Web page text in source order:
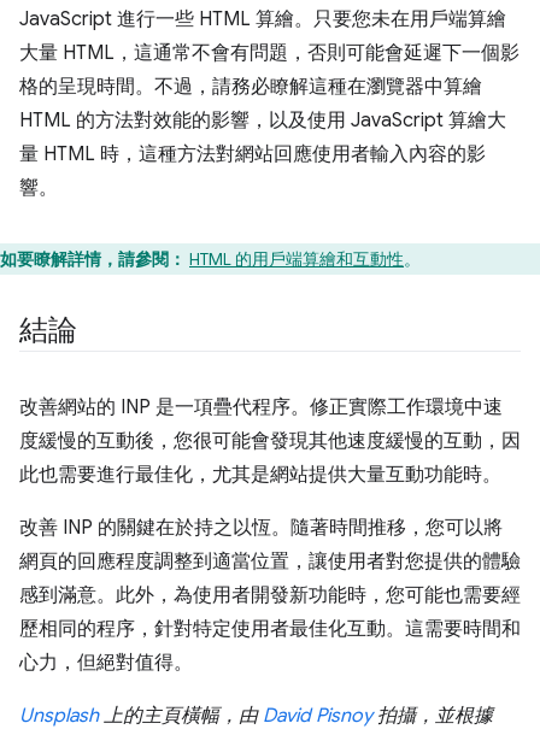
JavaScript 進行一些 HTML 算繪。只要您未在用戶端算繪
大量 HTML，這通常不會有問題，否則可能會延遲下一個影
格的呈現時間。不過，請務必瞭解這種在瀏覽器中算繪
HTML 的方法對效能的影響，以及使用 JavaScript 算繪大
量 HTML 時，這種方法對網站回應使用者輸入內容的影
響。
如要瞭解詳情，請參閱： HTML 的用戶端算繪和互動性。
結論
改善網站的 INP 是一項疊代程序。修正實際工作環境中速
度緩慢的互動後，您很可能會發現其他速度緩慢的互動，因
此也需要進行最佳化，尤其是網站提供大量互動功能時。
改善 INP 的關鍵在於持之以恆。隨著時間推移，您可以將
網頁的回應程度調整到適當位置，讓使用者對您提供的體驗
感到滿意。此外，為使用者開發新功能時，您可能也需要經
歷相同的程序，針對特定使用者最佳化互動。這需要時間和
心力，但絕對值得。
Unsplash上的主頁橫幅，由 David Pisnoy拍攝，並根據